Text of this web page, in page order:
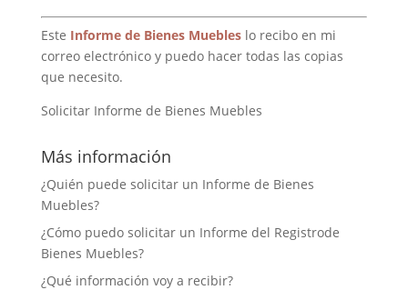
Este Informe de Bienes Muebleslo recibo en mi
correo electrónico y puedo hacer todas las copias
que necesito.
Solicitar Informe de Bienes Muebles
Más información
¿Quién puede solicitar un Informe de Bienes
Muebles?
¿Cómo puedo solicitar un Informe del Registrode
Bienes Muebles?
¿Qué información voy a recibir?